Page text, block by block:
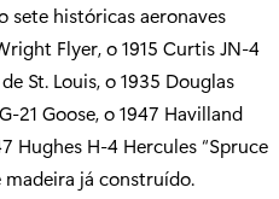
sete históricas aeronaves
Flyer, o 1915 Curtis JN-4
St. Louis, o 1935 Douglas
21 Goose, o 1947 Havilland
Hughes H-4 Hercules “Spruce
madeira já construído.